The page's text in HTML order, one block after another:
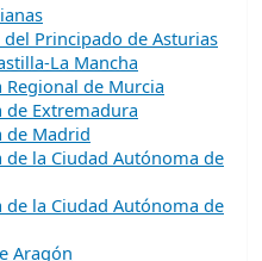
del Principado de Asturias
La Mancha
Regional de Murcia
de Extremadura
de Madrid
de la Ciudad Autónoma de
de la Ciudad Autónoma de
Aragón